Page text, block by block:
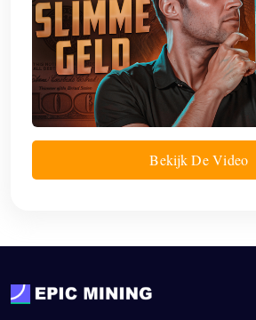
Bekijk De Video